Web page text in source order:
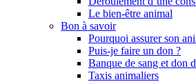
Le bien-être animal
Bon à savoir
Pourquoi assurer son
Puis-je faire un don ?
Banque de sang et don
Taxis animaliers